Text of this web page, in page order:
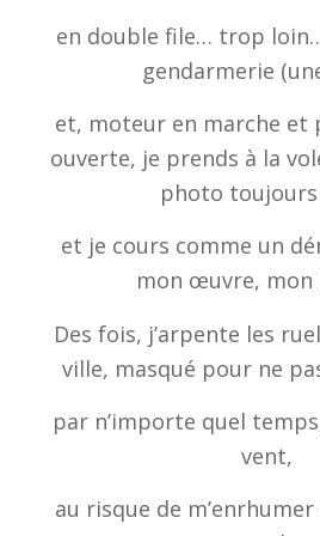
en double file… trop
gendarmerie
et, moteur en marche et
ouverte, je prends à la
photo
et je cours comme un
mon œuvre, mon
Des fois, j’arpente les
ville, masqué pour ne
par n’importe quel
vent,
au risque de